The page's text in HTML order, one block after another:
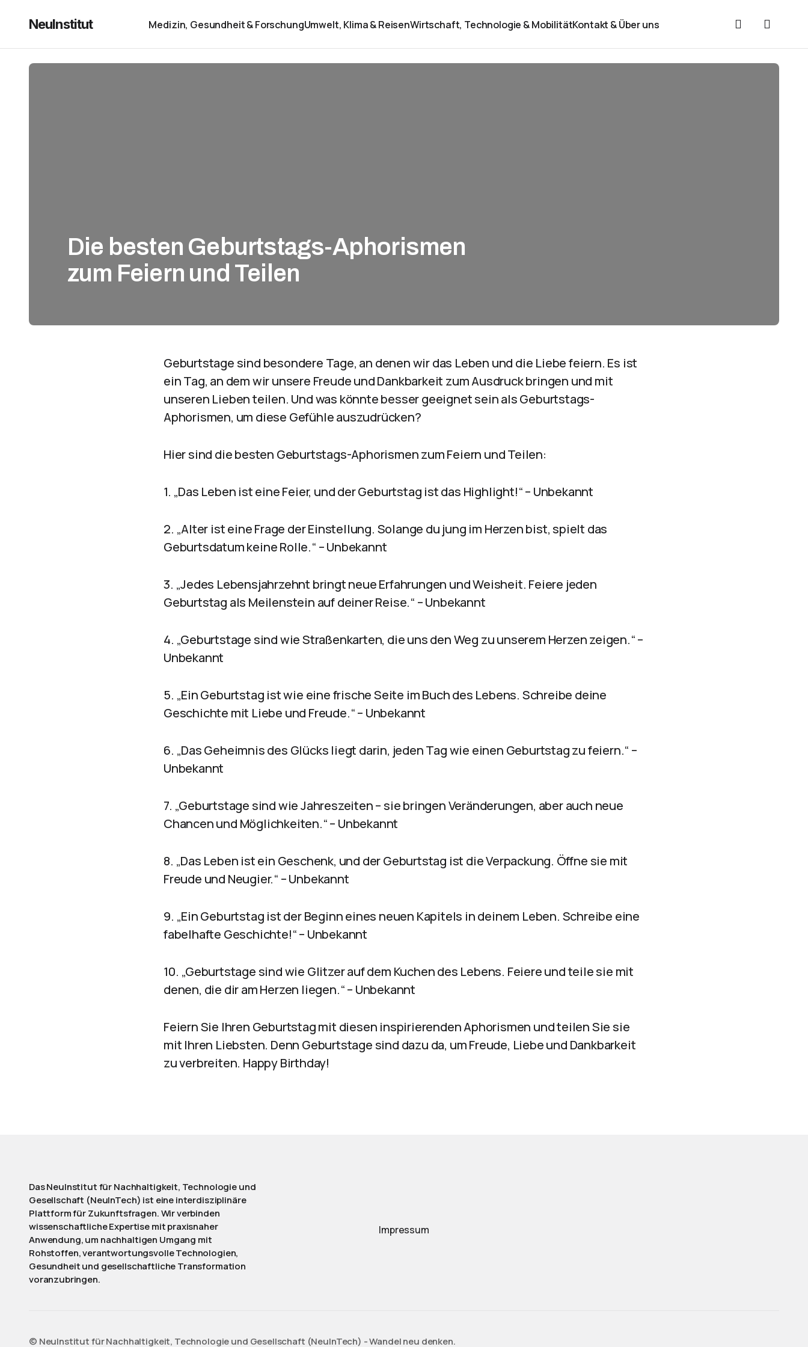
NeuInstitut Medizin, Gesundheit & ForschungUmwelt, Klima & ReisenWirtschaft, Technologie & MobilitätKontakt & Über uns
Die besten Geburtstags-Aphorismen
zum Feiern und Teilen
Geburtstage sind besondere Tage, an denen wir das Leben und die Liebe feiern. Es ist
ein Tag, an dem wir unsere Freude und Dankbarkeit zum Ausdruck bringen und mit
unseren Lieben teilen. Und was könnte besser geeignet sein als Geburtstags-
Aphorismen, um diese Gefühle auszudrücken?
Hier sind die besten Geburtstags-Aphorismen zum Feiern und Teilen:
1. „Das Leben ist eine Feier, und der Geburtstag ist das Highlight!“ – Unbekannt
2. „Alter ist eine Frage der Einstellung. Solange du jung im Herzen bist, spielt das
Geburtsdatum keine Rolle.“ – Unbekannt
3. „Jedes Lebensjahrzehnt bringt neue Erfahrungen und Weisheit. Feiere jeden
Geburtstag als Meilenstein auf deiner Reise.“ – Unbekannt
4. „Geburtstage sind wie Straßenkarten, die uns den Weg zu unserem Herzen zeigen.“ –
Unbekannt
5. „Ein Geburtstag ist wie eine frische Seite im Buch des Lebens. Schreibe deine
Geschichte mit Liebe und Freude.“ – Unbekannt
6. „Das Geheimnis des Glücks liegt darin, jeden Tag wie einen Geburtstag zu feiern.“ –
Unbekannt
7. „Geburtstage sind wie Jahreszeiten – sie bringen Veränderungen, aber auch neue
Chancen und Möglichkeiten.“ – Unbekannt
8. „Das Leben ist ein Geschenk, und der Geburtstag ist die Verpackung. Öffne sie mit
Freude und Neugier.“ – Unbekannt
9. „Ein Geburtstag ist der Beginn eines neuen Kapitels in deinem Leben. Schreibe eine
fabelhafte Geschichte!“ – Unbekannt
10. „Geburtstage sind wie Glitzer auf dem Kuchen des Lebens. Feiere und teile sie mit
denen, die dir am Herzen liegen.“ – Unbekannt
Feiern Sie Ihren Geburtstag mit diesen inspirierenden Aphorismen und teilen Sie sie
mit Ihren Liebsten. Denn Geburtstage sind dazu da, um Freude, Liebe und Dankbarkeit
zu verbreiten. Happy Birthday!
Das NeuInstitut für Nachhaltigkeit, Technologie und
Gesellschaft (NeuInTech) ist eine interdisziplinäre
Plattform für Zukunftsfragen. Wir verbinden
wissenschaftliche Expertise mit praxisnaher
Anwendung, um nachhaltigen Umgang mit
Rohstoffen, verantwortungsvolle Technologien,
Gesundheit und gesellschaftliche Transformation
voranzubringen.
Impressum
©️ NeuInstitut für Nachhaltigkeit, Technologie und Gesellschaft (NeuInTech) - Wandel neu denken.